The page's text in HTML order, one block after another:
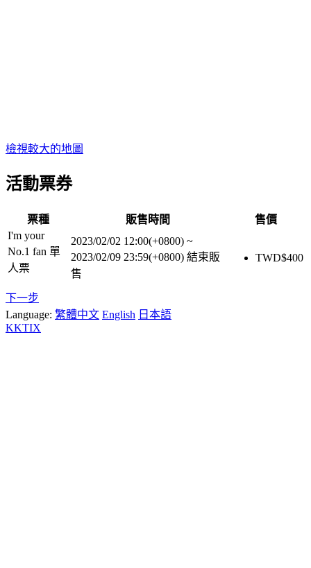
檢視較大的地圖
活動票券
票種 販售時間
售價
I'm your
No.1 fan 單
人票
2023/02/02 12:00(+0800) ~
2023/02/09 23:59(+0800) 結束販
售
TWD$400
下一步
Language: 繁體中文 English 日本語
KKTIX